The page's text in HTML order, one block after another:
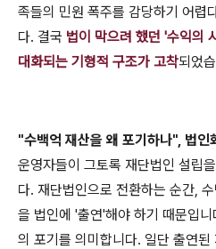
족들의 민원 폭주를 감당하기 어렵
다. 결국 법이 막으려 했던 '수익의
대화되는 기형적 구조가 고착되었
"수백억 재산을 왜 포기하나", 법인
운영자들이 그토록 재단법인 설립
다. 재단법인으로 전환하는 순간,
을 법인에 '출연'해야 하기 때문입
의 포기를 의미합니다. 일단 출연